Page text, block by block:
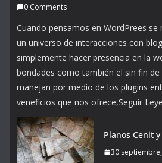
0 Comments
Cuando pensamos en WordPrees se
un universo de interacciones con
simplemente hacer presencia en la
bondades como también el sin fin de
manejan por medio de los plugins
veneficios que nos ofrece,Seguir
Planos Cenit
30 septiembre,